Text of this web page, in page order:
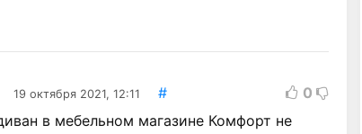
19 октября 2021, 12:11 #
0
в мебельном магазине Комфорт не